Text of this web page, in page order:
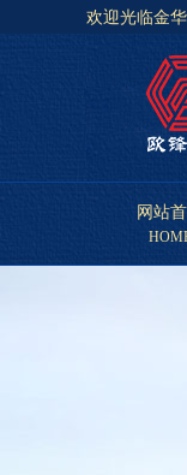
欢迎光临金
网站